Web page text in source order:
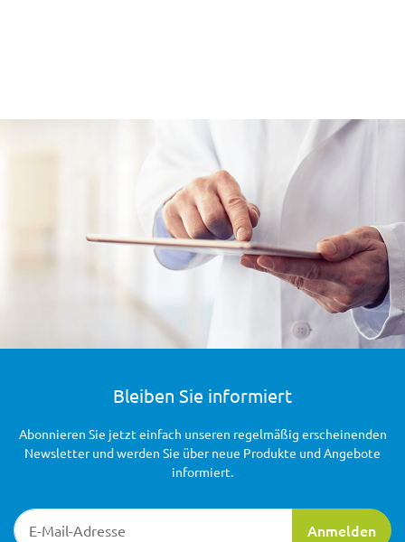
Bleiben Sie informiert
Newsletter-Registrierung
Anmelden
Abonnieren Sie jetzt einfach unseren regelmäßig erscheinenden
Newsletter und werden Sie über neue Produkte und Angebote
informiert.